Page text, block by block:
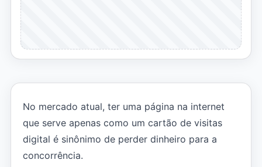
No mercado atual, ter uma página na internet
que serve apenas como um cartão de visitas
digital é sinônimo de perder dinheiro para a
concorrência.